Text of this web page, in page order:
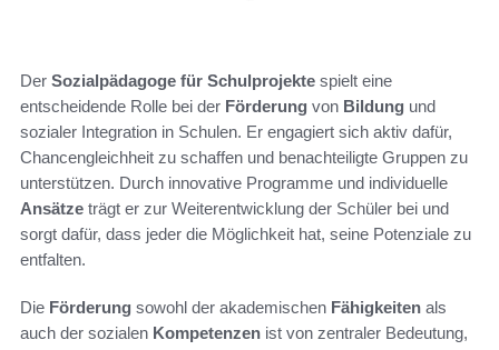
Der Sozialpädagoge für Schulprojekte spielt eine
entscheidende Rolle bei der Förderung von Bildung und
sozialer Integration in Schulen. Er engagiert sich aktiv dafür,
Chancengleichheit zu schaffen und benachteiligte Gruppen zu
unterstützen. Durch innovative Programme und individuelle
Ansätze trägt er zur Weiterentwicklung der Schüler bei und
sorgt dafür, dass jeder die Möglichkeit hat, seine Potenziale zu
entfalten.
Die Förderung sowohl der akademischen Fähigkeiten als
auch der sozialen Kompetenzen ist von zentraler Bedeutung,